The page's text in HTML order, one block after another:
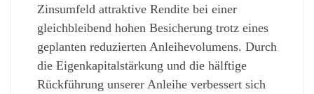
Zinsumfeld attraktive Rendite bei einer
gleichbleibend hohen Besicherung trotz eines
geplanten reduzierten Anleihevolumens. Durch
die Eigenkapitalstärkung und die hälftige
Rückführung unserer Anleihe verbessert sich